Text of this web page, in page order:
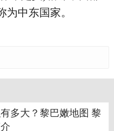
中东国家。
多大？黎巴嫩地图 黎